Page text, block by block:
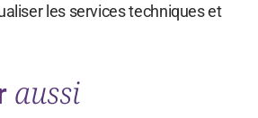
les services techniques et
aussi